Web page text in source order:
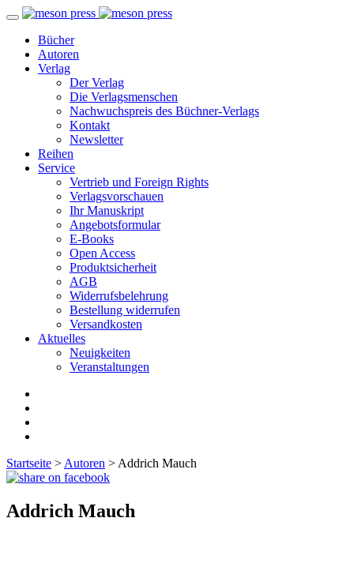
Bücher
Autoren
Verlag
Der Verlag
Die Verlagsmenschen
Nachwuchspreis des Büchner-Verlags
Kontakt
Newsletter
Reihen
Service
Vertrieb und Foreign Rights
Verlagsvorschauen
Ihr Manuskript
Angebotsformular
E-Books
Open Access
Produktsicherheit
AGB
Widerrufsbelehrung
Bestellung widerrufen
Versandkosten
Aktuelles
Neuigkeiten
Veranstaltungen
Startseite > Autoren > Addrich Mauch
Addrich Mauch